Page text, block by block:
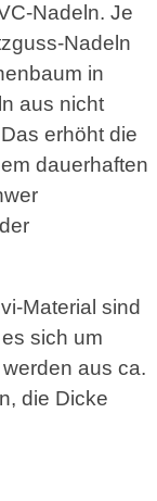
Nadeln. Je
Nadeln
in
aus nicht
erhöht die
dauerhaften
Material sind
sich um
aus ca.
die Dicke